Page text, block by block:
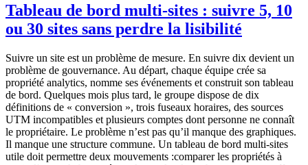
Tableau de bord multi-sites : suivre 5, 10
ou 30 sites sans perdre la lisibilité
Suivre un site est un problème de mesure. En suivre dix devient un problème de gouvernance. Au départ, chaque équipe crée sa propriété analytics, nomme ses événements et construit son tableau de bord. Quelques mois plus tard, le groupe dispose de dix définitions de « conversion », trois fuseaux horaires, des sources UTM incompatibles et plusieurs comptes dont personne ne connaît le propriétaire. Le problème n’est pas qu’il manque des graphiques. Il manque une structure commune. Un tableau de bord multi-sites utile doit permettre deux mouvements :comparer les propriétés à partir d’un socle homogène ; descendre dans chaque site sans effacer son contexte métier.Chercher à tout fusionner produit une moyenne abstraite. Tout séparer empêche de voir le portefeuille. La bonne architecture garde les deux niveaux. Commencer par une carte des propriétés Avant de choisir les indicateurs, listez les sites et leur rôle.Propriété Rôle Public principal Conversion utile ResponsableSite corporate Réassurance Prospects, partenaires Contact qualifié CommunicationSite produit A Acquisition PME Demande de démo Growth ASite produit B Acquisition ETI Rendez-vous Growth BCentre d’aide Support Clients Résolution autonome SupportBlog Découverte Audience B2B Inscription ou passage produit ContentDeux sites avec des objectifs différents ne doivent pas être classés uniquement par volume de visites. Le centre d’aide peut être très performant quand il réduit les demandes de support, même si son taux de démonstration est nul. La carte doit également contenir :domaine et sous-domaines ; environnement de production ; outil et identifiant de propriété ; fuseau horaire ; devise éventuelle ; date de création ; propriétaire métier ; propriétaire technique ; personnes ayant accès ; mode de collecte ; durée de conservation ; statut actif, en migration ou archivé.Cette fiche devient l’inventaire de référence. Définir un contrat de mesure commun Le socle multi-sites n’est pas un tableau de bord. C’est un petit contrat de mesure appliqué à chaque propriété. Dimensions communes Choisissez une définition commune pour :page ou chemin ; domaine référent ; source, medium et campagne ; pays ou zone géographique ; type d’appareil ; date et fuseau horaire ; événements principaux ; statut de conversion.Les paramètres d’URL doivent suivre une politique de filtrage commune. Les campagnes doivent utiliser la même nomenclature UTM. Événements communs Une petite bibliothèque suffit : form_submitted demo_requested signup_completed download_completed outbound_clicked search_usedChaque événement doit avoir :une définition ; une condition de déclenchement ; des propriétés autorisées ; un propriétaire ; un test ; une version.Un même nom ne doit pas représenter deux actions différentes. À l’inverse, trois noms différents pour la même demande de contact empêchent toute comparaison. Règles de qualité communes Documentez :filtrage des environnements de test ; exclusion ou traitement des bots ; gestion des domaines internes ; consentement et modes de collecte ; normalisation des chemins ; fuseau horaire ; calendrier de déploiement ; seuils d’alerte.Le résumé de collecte peut contenir le socle global et les exceptions de chaque propriété. Séparer trois niveaux de lecture Un bon système multi-sites ne met pas tous les graphiques sur une seule page. Il crée trois vues. Niveau 1 : la vue portefeuille Cette vue répond aux questions de direction :quels sites gagnent ou perdent du trafic utile ? où les conversions progressent-elles ? quelle propriété présente une anomalie ? quelles équipes ont besoin d’un diagnostic ? quel site ne remonte plus de données ?Elle doit rester courte. Un tableau avec une ligne par propriété est souvent plus utile qu’une mosaïque de vingt courbes. Colonnes possibles :Site Visites Évolution Conversions utiles Taux Canal principal Statut donnéesCorporate 24 500 +6 % 132 0,54 % Organique OKProduit A 18 100 -4 % 284 1,57 % Paid search À examinerProduit B 9 600 +12 % 96 1,00 % Partenaires OKAide 41 000 +2 % n/a n/a Direct OKLes chiffres sont illustratifs. Le statut données est essentiel : un volume en baisse n’a pas le même sens si le script a cessé de fonctionner. Niveau 2 : la vue propriété Chaque site dispose de son tableau de bord métier :acquisition ; pages d’entrée ; contenus ; conversions ; événements ; tendances ; qualité des données.Cette vue conserve les dimensions propres au site. Un SaaS peut suivre l’essai démarré, tandis qu’un centre d’aide suit la recherche sans résultat ou le passage vers le support. Niveau 3 : le diagnostic Le diagnostic sert aux analystes et développeurs :événements par version ; erreurs de collecte ; paramètres inconnus ; écarts entre client et serveur ; ruptures temporelles ; domaines inattendus ; volumes de tests ; délai d’ingestion.Il ne doit pas encombrer le reporting de direction. Mais son absence transforme chaque anomalie en enquête manuelle. Les KPIs que l’on peut comparer Tous les indicateurs ne sont pas additionnables. Volume de visites ou pages vues Ils donnent un ordre de grandeur, mais favorisent naturellement les sites à forte audience. Utilisez-les avec une tendance et un contexte. Conversions définies sur un socle commun Une « conversion utile » peut regrouper plusieurs actions si la règle est explicite, par exemple :demande de démo ; formulaire de contact qualifié ; inscription validée ; achat confirmé.Pour comparer, conservez aussi le détail par type. Une somme seule peut cacher un déplacement vers des actions de moindre valeur. Taux de conversion Le taux permet de comparer des propriétés de tailles différentes, à condition d’utiliser le même dénominateur. Documentez s’il s’agit de visites, visiteurs, sessions ou pages d’entrée. Part des canaux La répartition organique, payante, email, partenaire, referral et direct aide à comprendre la dépendance de chaque site. Elle suppose une taxonomie de campagnes commune. Santé de collecte Ajoutez des KPIs techniques :dernière donnée reçue ; variation du volume d’événements ; part d’événements rejetés ; nombre de paramètres inconnus ; pages sans titre ou chemin ; évolution brutale du direct.La fiabilité de la donnée est un KPI de gouvernance. Ce qu’il ne faut pas additionner naïvement Les visiteurs uniques Une même personne peut visiter plusieurs domaines. Additionner les visiteurs uniques de chaque propriété la compte plusieurs fois. Créer un identifiant global pour dédupliquer les personnes change fortement le profil de collecte. En France, la CNIL précise notamment que l’usage d’un même identifiant à travers plusieurs sites pour un suivi global exclut la mesure du cadre d’exemption décrit pour certains traceurs d’audience. Une équipe ne doit donc pas introduire un suivi transversal uniquement pour obtenir un total plus propre. Pour un reporting frugal, acceptez :une somme de visites par propriété ; une portée non dédupliquée clairement nommée ; ou une analyse agrégée sans identifiant individuel, lorsque la méthode est adaptée.Les conversions hétérogènes Un téléchargement de brochure ne vaut pas automatiquement une vente. Présentez un socle de conversions, puis la composition. Les moyennes simples La moyenne des taux de conversion de dix sites donne le même poids à un site de 100 visites et à un site de 100 000 visites. Utilisez un taux global pondéré ou affichez la distribution. Les périodes non alignées Des fuseaux horaires ou calendriers de campagne différents peuvent déplacer les événements d’un jour ou d’une semaine. Normalisez le temps avant de comparer. Comparer sans punir les petits sites Une vue multi-sites devient vite un classement. C’est rarement une bonne idée. Utilisez plutôt quatre axes :niveau actuel : volume ou taux ; évolution : comparaison à la période précédente ; objectif local : progression vers une cible propre au site ; qualité de mesure : confiance dans la donnée.Un site de niche peut avoir peu de trafic mais une progression saine et des conversions de grande valeur. Une propriété très visitée peut cacher une dépendance excessive au paid ou un tracking cassé. Les sparklines et intervalles de comparaison sont plus utiles qu’un podium. Structurer les accès Le multi-sites augmente le risque d’accès excessifs. Définissez des rôles :propriétaire portefeuille : voit toutes les propriétés et gère les standards ; propriétaire de site : administre sa propriété ; analyste : consulte et exporte selon le besoin ; contributeur : voit les rapports sans modifier la collecte ; agence ou partenaire : accès limité aux propriétés du contrat ; support technique : accès temporaire et journalisé lorsque nécessaire.Évitez les comptes partagés. Revue trimestrielle des accès, retrait automatique au départ d’un prestataire et principe du moindre privilège. Une agence qui gère dix clients ne devrait pas utiliser un seul compte administrateur permanent sur tous les environnements. Organiser le cycle de gouvernance Chaque semaine : surveiller la santé Automatisez des alertes simples :aucune donnée reçue depuis un délai défini ; chute ou hausse anormale ; apparition d’un domaine inconnu ; augmentation des événements rejetés ; changement de part du direct.Chaque mois : lire les décisions Réunissez les propriétaires de sites autour de trois questions :qu’est-ce qui a changé ? quelle action en découle ? quelle hypothèse sera testée ensuite ?Le reporting ne doit pas devenir une tournée de chiffres. Chaque trimestre : revoir le contrat Vérifiez :événements communs ; nomenclature UTM ; propriétés inactives ; accès ; rétention ; nouveaux fournisseurs ; écarts de configuration ; objectifs métier.À chaque lancement : utiliser une checklist Avant d’ajouter un site :attribuer les propriétaires ; choisir le fuseau horaire ; appliquer le socle de collecte ; configurer les filtres ; tester les événements ; vérifier le consentement ; ajouter la propriété au portefeuille ; documenter les exceptions ; définir les alertes ; programmer la première revue.Choisir l’architecture d’outil Plusi